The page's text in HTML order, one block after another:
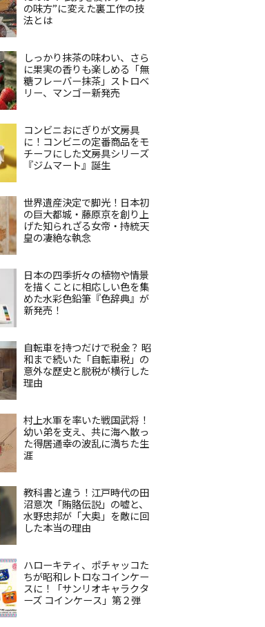
の味方”に変えた裏工作の技
法とは
しっかり抹茶の味わい、さら
に果実の香りも楽しめる「無
糖フレーバー抹茶」ストロベ
リー、マンゴー新発売
コンビニおにぎりが文房具
に！コンビニの定番商品をモ
チーフにした文房具シリーズ
『ジムマート』誕生
世界遺産決定で脚光！日本初
の巨大都城・藤原京を創り上
げた知られざる女帝・持統天
皇の凄絶な執念
日本の四季折々の植物や情景
を描くことに相応しい色を集
めた水彩色鉛筆『色辞典』が
新発売！
自転車を持つだけで税金？ 昭
和まで続いた「自転車税」の
意外な歴史と脱税が横行した
理由
村上水軍を率いた戦国武将！
幼い弟を支え、共に海へ散っ
た得居通幸の波乱に満ちた生
涯
教科書と違う！江戸時代の田
沼意次「賄賂伝説」の嘘と、
水野忠邦が「大奥」を敵に回
した本当の理由
ハローキティ、ポチャッコた
ちが昭和レトロなコインケー
スに！「サンリオキャラクタ
ーズ コインケース」第２弾